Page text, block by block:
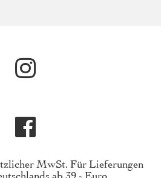
MwSt. Für Lieferungen